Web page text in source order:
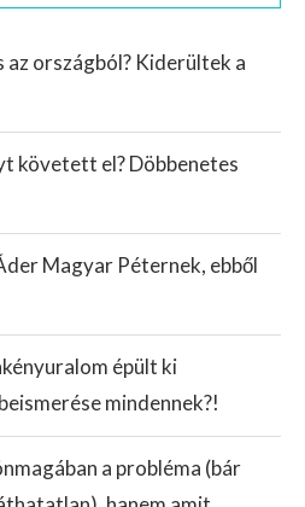
az országból? Kiderültek a
követett el? Döbbenetes
Magyar Péternek, ebből
épült ki
mindennek?!
a probléma (bár